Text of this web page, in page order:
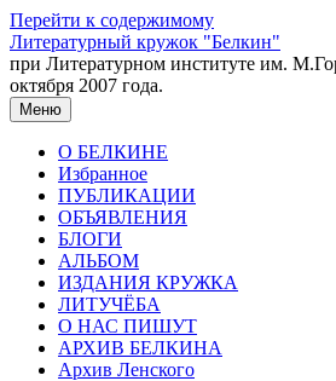
Перейти к содержимому
Литературный кружок "Белкин"
при Литературном институте им.
октября 2007 года.
Меню
О БЕЛКИНЕ
Избранное
ПУБЛИКАЦИИ
ОБЪЯВЛЕНИЯ
БЛОГИ
АЛЬБОМ
ИЗДАНИЯ КРУЖКА
ЛИТУЧЁБА
О НАС ПИШУТ
АРХИВ БЕЛКИНА
Архив Ленского